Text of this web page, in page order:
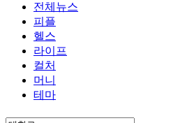
전체뉴스
피플
헬스
라이프
컬처
머니
테마